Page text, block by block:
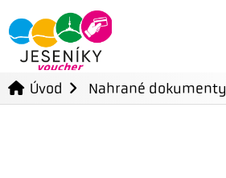
Úvod Nahrané dokumenty